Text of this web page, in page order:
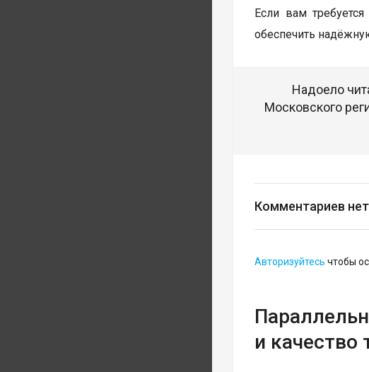
Если вам
обеспечить
Надоело
Московского
Комментариев нет
Авторизуйтесь чтобы
и качество